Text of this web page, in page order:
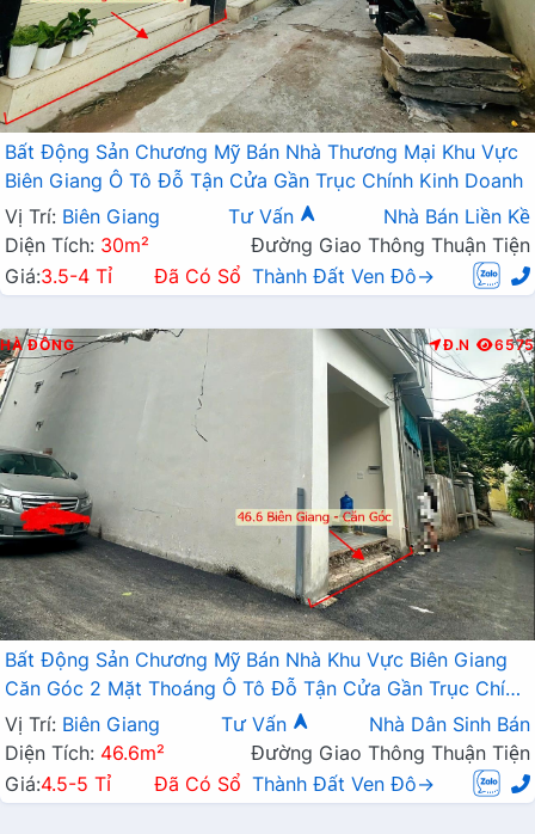
Bất Động Sản Chương Mỹ Bán Nhà Thương Mại Khu Vực
Biên Giang Ô Tô Đỗ Tận Cửa Gần Trục Chính Kinh Doanh
Vị Trí: Biên Giang Tư Vấn
Nhà Bán Liền Kề
Diện Tích: 30m²
Đường Giao Thông Thuận Tiện
Giá:3.5-4 Tỉ Đã Có Sổ Thành Đất Ven Đô→
HÀ ĐÔNG Đ.N 6575
Bất Động Sản Chương Mỹ Bán Nhà Khu Vực Biên Giang
Căn Góc 2 Mặt Thoáng Ô Tô Đỗ Tận Cửa Gần Trục Chính
Kinh Doanh
Vị Trí: Biên Giang Tư Vấn
Nhà Dân Sinh Bán
Diện Tích: 46.6m²
Đường Giao Thông Thuận Tiện
Giá:4.5-5 Tỉ Đã Có Sổ Thành Đất Ven Đô→